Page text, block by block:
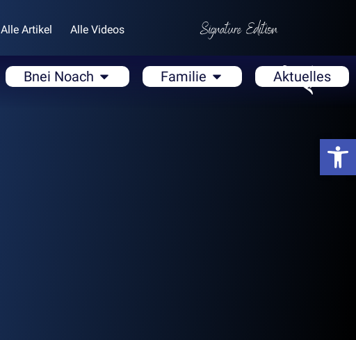
Alle Artikel Alle Videos
Bnei Noach Familie Aktuelles